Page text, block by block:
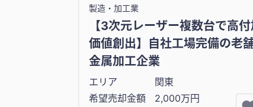
製造・加工業
【3次元レーザー複数台で高
価値創出】自社工場完備の老
金属加工企業
エリア
関東
希望売却金額
2,000万円